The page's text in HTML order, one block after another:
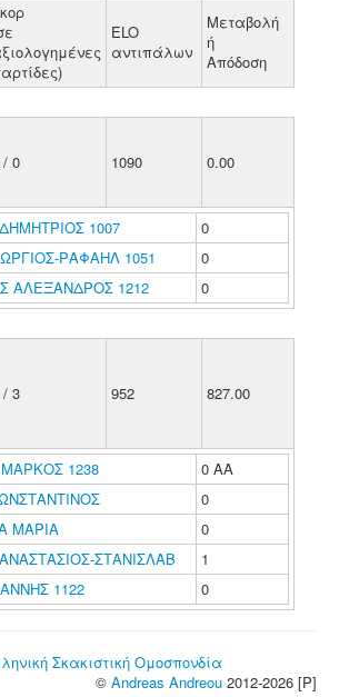
ELO
αντιπάλων
Μεταβολή
ή
Απόδοση
0 1090 0.00
1007
0
ΡΑΦΑΗΛ 1051
0
ΑΛΕΞΑΝΔΡΟΣ 1212
0
/ 3 952 827.00
1238
0 ΑΑ
0
ΜΑΡΙΑ
0
ΣΤΑΝΙΣΛΑΒ
1
1122
0
Σκακιστική Ομοσπονδία
© Andreas Andreou 2012-2026 [P]